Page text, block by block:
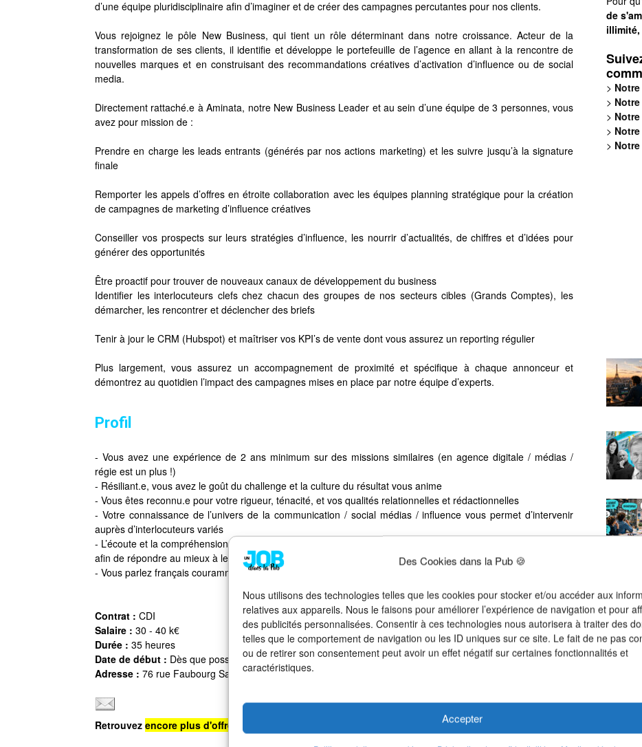
Des Cookies dans la Pub 🍪
Nous utilisons des technologies telles que les cookies pour stocker et/ou accéder aux
relatives aux appareils. Nous le faisons pour améliorer l’expérience de navigation et pour
des publicités personnalisées. Consentir à ces technologies nous autorisera à traiter des
telles que le comportement de navigation ou les ID uniques sur ce site. Le fait de ne pas
ou de retirer son consentement peut avoir un effet négatif sur certaines fonctionnalités et
caractéristiques.
Accepter
d’une équipe pluridisciplinaire afin d’imaginer et de créer des campagnes percutantes pour nos clients.
Vous rejoignez le pôle New Business, qui tient un rôle déterminant dans notre croissance. Acteur de la
transformation de ses clients, il identifie et développe le portefeuille de l’agence en allant à la rencontre de
nouvelles marques et en construisant des recommandations créatives d’activation d’influence ou de social
media.
Directement rattaché.e à Aminata, notre New Business Leader et au sein d’une équipe de 3 personnes, vous
avez pour mission de :
Prendre en charge les leads entrants (générés par nos actions marketing) et les suivre jusqu’à la signature
finale
Remporter les appels d’offres en étroite collaboration avec les équipes planning stratégique pour la création
de campagnes de marketing d’influence créatives
Conseiller vos prospects sur leurs stratégies d’influence, les nourrir d’actualités, de chiffres et d’idées pour
générer des opportunités
Être proactif pour trouver de nouveaux canaux de développement du business
Identifier les interlocuteurs clefs chez chacun des groupes de nos secteurs cibles (Grands Comptes), les
démarcher, les rencontrer et déclencher des briefs
Tenir à jour le CRM (Hubspot) et maîtriser vos KPI’s de vente dont vous assurez un reporting régulier
Plus largement, vous assurez un accompagnement de proximité et spécifique à chaque annonceur et
démontrez au quotidien l’impact des campagnes mises en place par notre équipe d’experts.
Profil
- Vous avez une expérience de 2 ans minimum sur des missions similaires (en agence digitale / médias /
régie est un plus !)
- Résiliant.e, vous avez le goût du challenge et la culture du résultat vous anime
- Vous êtes reconnu.e pour votre rigueur, ténacité, et vos qualités relationnelles et rédactionnelles
- Votre connaissance de l’univers de la communication / social médias / influence vous permet d’intervenir
auprès d’interlocuteurs variés
- L’écoute et la compréhension du client sont dans votre nature. Vous avez à cœur de comprendre leurs briefs
afin de répondre au mieux à leurs demandes
- Vous parlez français couramment et un anglais professionnel
Contrat : CDI
Salaire : 30 - 40 k€
Durée : 35 heures
Date de début : Dès que possible.
Adresse : 76 rue Faubourg Saint Denis, 75010 Paris
Retrouvez encore plus d'offres d'emploi
de
illimité,
>
>
>
>
>